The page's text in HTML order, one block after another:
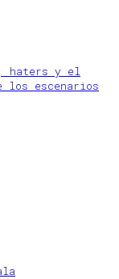
haters y el
los escenarios